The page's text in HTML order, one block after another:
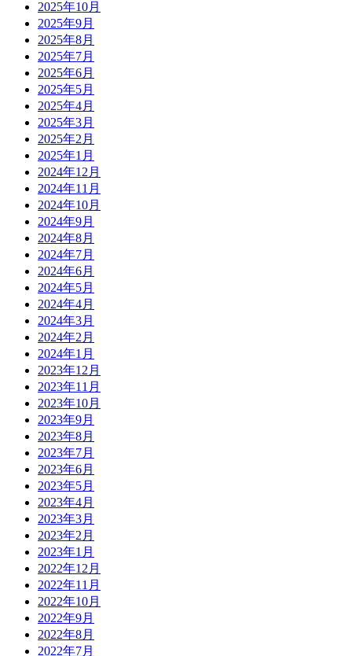
2025年10月
2025年9月
2025年8月
2025年7月
2025年6月
2025年5月
2025年4月
2025年3月
2025年2月
2025年1月
2024年12月
2024年11月
2024年10月
2024年9月
2024年8月
2024年7月
2024年6月
2024年5月
2024年4月
2024年3月
2024年2月
2024年1月
2023年12月
2023年11月
2023年10月
2023年9月
2023年8月
2023年7月
2023年6月
2023年5月
2023年4月
2023年3月
2023年2月
2023年1月
2022年12月
2022年11月
2022年10月
2022年9月
2022年8月
2022年7月